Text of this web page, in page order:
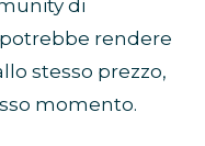
di
rendere
stesso prezzo,
momento.